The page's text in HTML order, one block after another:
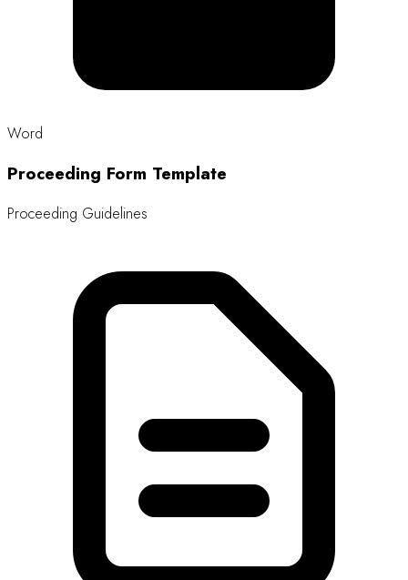
Word
Proceeding Form Template
Proceeding Guidelines